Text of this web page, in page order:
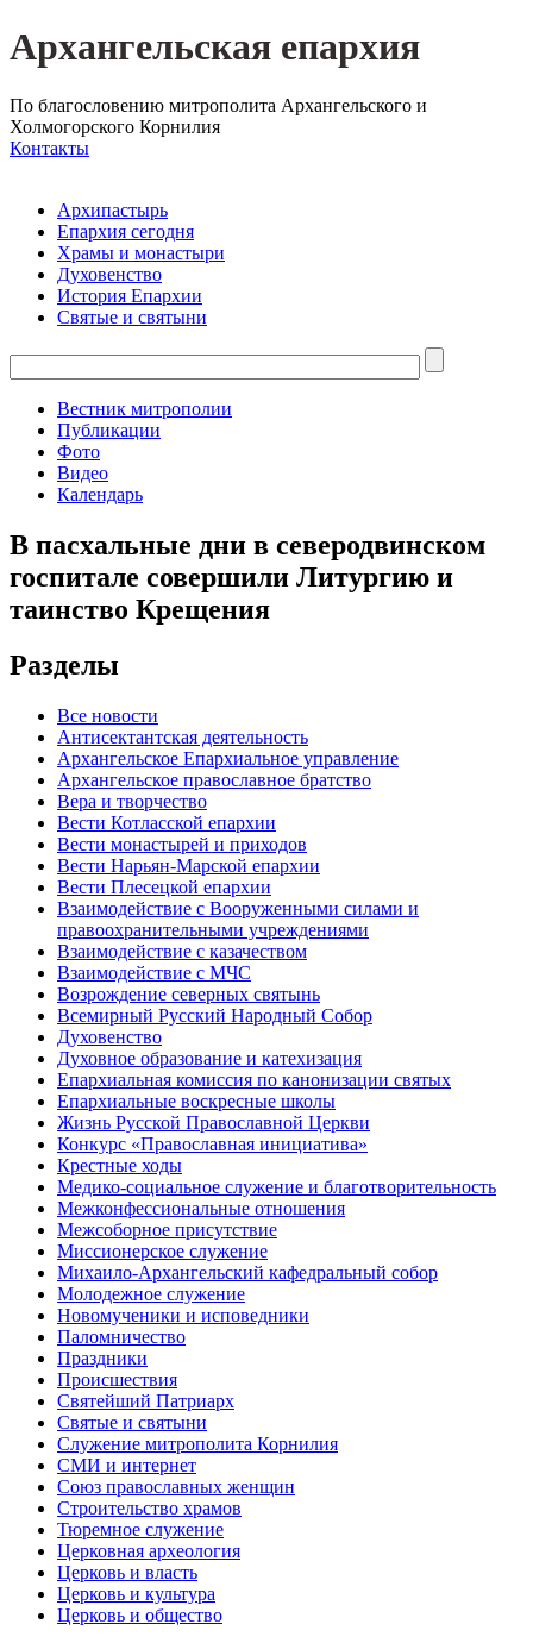
Архангельская епархия
По благословению митрополита Архангельского и
Холмогорского Корнилия
Контакты
Архипастырь
Епархия сегодня
Храмы и монастыри
Духовенство
История Епархии
Святые и святыни
Вестник митрополии
Публикации
Фото
Видео
Календарь
В пасхальные дни в северодвинском
госпитале совершили Литургию и
таинство Крещения
Разделы
Все новости
Антисектантская деятельность
Архангельское Епархиальное управление
Архангельское православное братство
Вера и творчество
Вести Котласской епархии
Вести монастырей и приходов
Вести Нарьян-Марской епархии
Вести Плесецкой епархии
Взаимодействие с Вооруженными силами и
правоохранительными учреждениями
Взаимодействие с казачеством
Взаимодействие с МЧС
Возрождение северных святынь
Всемирный Русский Народный Собор
Духовенство
Духовное образование и катехизация
Епархиальная комиссия по канонизации святых
Епархиальные воскресные школы
Жизнь Русской Православной Церкви
Конкурс «Православная инициатива»
Крестные ходы
Медико-социальное служение и благотворительность
Межконфессиональные отношения
Межсоборное присутствие
Миссионерское служение
Михаило-Архангельский кафедральный собор
Молодежное служение
Новомученики и исповедники
Паломничество
Праздники
Происшествия
Святейший Патриарх
Святые и святыни
Служение митрополита Корнилия
СМИ и интернет
Союз православных женщин
Строительство храмов
Тюремное служение
Церковная археология
Церковь и власть
Церковь и культура
Церковь и общество